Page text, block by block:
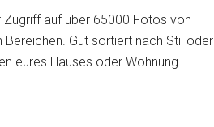
Zugriff auf über 65000 Fotos von
Bereichen. Gut sortiert nach Stil oder
eures Hauses oder Wohnung. …